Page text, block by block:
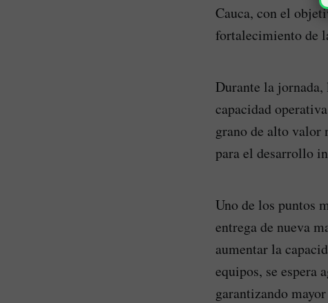
Cauca, con el
fortalecimiento de
Durante la
capacidad
grano de alto valor
para el desarrollo
Uno de los puntos
entrega de nueva
aumentar la
equipos, se espera
garantizando